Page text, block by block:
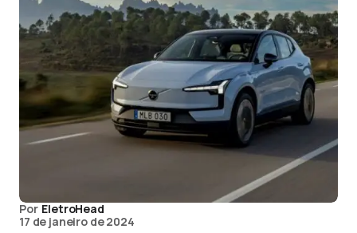
Por EletroHead
17 de janeiro de 2024